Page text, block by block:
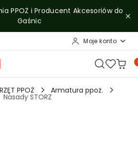
głównej
konto
głównego
produktu
PPOŻ i Producent Akcesoriów do
Gaśnic
Moje konto
PPOŻ Armatura ppoż.
Nasady STORZ